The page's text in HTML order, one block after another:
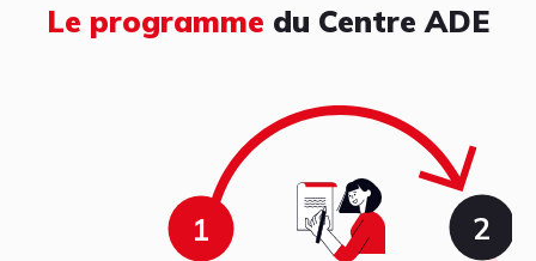
Le programme du Centre ADE